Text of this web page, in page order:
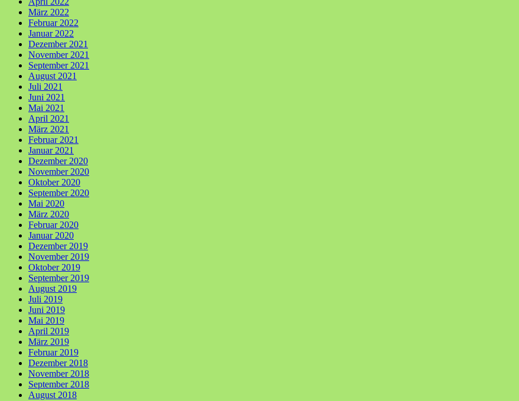
März 2022
Februar 2022
Januar 2022
Dezember 2021
November 2021
September 2021
August 2021
Juli 2021
Juni 2021
Mai 2021
April 2021
März 2021
Februar 2021
Januar 2021
Dezember 2020
November 2020
Oktober 2020
September 2020
Mai 2020
März 2020
Februar 2020
Januar 2020
Dezember 2019
November 2019
Oktober 2019
September 2019
August 2019
Juli 2019
Juni 2019
Mai 2019
April 2019
März 2019
Februar 2019
Dezember 2018
November 2018
September 2018
August 2018